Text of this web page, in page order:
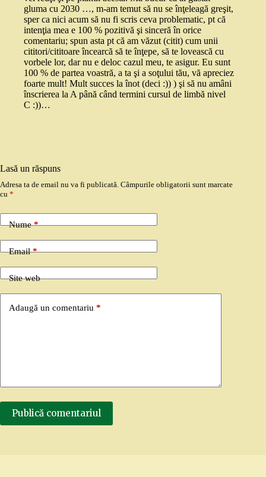
gluma cu 2030 …, m-am temut să nu se înţeleagă greşit,
sper ca nici acum să nu fi scris ceva problematic, pt că
intenţia mea e 100 % pozitivă şi sinceră în orice
comentariu; spun asta pt că am văzut (citit) cum unii
cititori/cititoare încearcă să te înţepe, să te lovească cu
vorbele lor, dar nu e deloc cazul meu, te asigur. Eu sunt
100 % de partea voastră, a ta şi a soţului tău, vă apreciez
foarte mult! Mult succes la înot (deci :)) ) şi să nu amâni
înscrierea la A până când termini cursul de limbă nivel
C :))…
Lasă un răspuns
Adresa ta de email nu va fi publicată. Câmpurile obligatorii sunt marcate
cu *
Nume*
Email*
Site web
Adaugă un comentariu *
Publică comentariul